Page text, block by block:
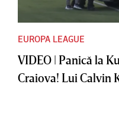
EUROPA LEAGUE
VIDEO | Panică la
Craiova! Lui Calvin